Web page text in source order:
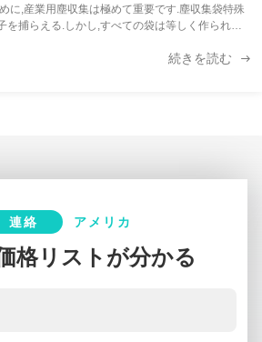
に,産業用塵収集は極めて重要です.塵収集袋特殊
を捕らえる.しかし,すべての袋は等しく作られて
よびFMS必要なものを選べる方法です 産業用空気
続きを読む
連絡 アメリカ
格リストが分かる